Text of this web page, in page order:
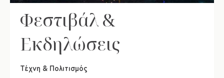
Φεστιβάλ &
Εκδηλώσεις
Τέχνη & Πολιτισμός